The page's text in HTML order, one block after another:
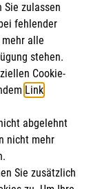
Sie zulassen
fehlender
alle
stehen.
Cookie-
Link.
abgelehnt
nicht mehr
Sie zusätzlich